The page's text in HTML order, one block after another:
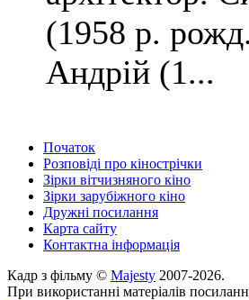
(1958 р.
Андрій (1...
Початок
Розповіді про кінострічки
Зірки вітчизняного кіно
Зірки зарубіжного кіно
Дружні посилання
Карта сайту
Контактна інформація
Кадр з фільму © Majesty 2007-2026.
При використанні матеріалів